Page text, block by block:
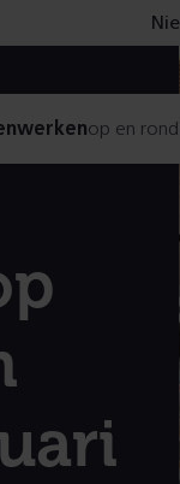
op en